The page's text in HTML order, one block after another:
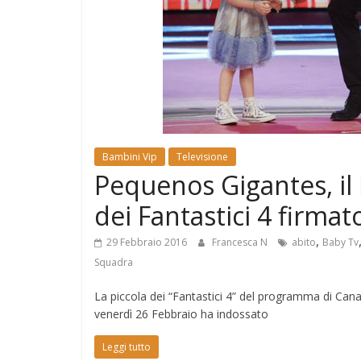
Bambini Vip Televisione
Pequenos Gigantes,
dei Fantastici 4
29 Febbraio 2016 Francesca N abito, Baby Tv,
Squadra
La piccola dei “Fantastici 4” del programma di
venerdì 26 Febbraio ha indossato
Leggi tutto